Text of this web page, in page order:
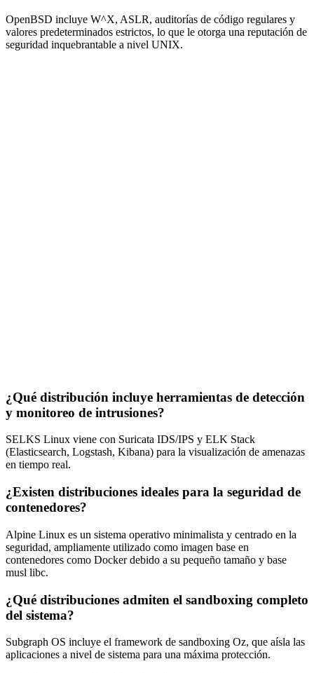
OpenBSD incluye W^X, ASLR, auditorías de código regulares y
valores predeterminados estrictos, lo que le otorga una reputación de
seguridad inquebrantable a nivel UNIX.
¿Qué distribución incluye herramientas de detección
y monitoreo de intrusiones?
SELKS Linux viene con Suricata IDS/IPS y ELK Stack
(Elasticsearch, Logstash, Kibana) para la visualización de amenazas
en tiempo real.
¿Existen distribuciones ideales para la seguridad de
contenedores?
Alpine Linux es un sistema operativo minimalista y centrado en la
seguridad, ampliamente utilizado como imagen base en
contenedores como Docker debido a su pequeño tamaño y base
musl libc.
¿Qué distribuciones admiten el sandboxing completo
del sistema?
Subgraph OS incluye el framework de sandboxing Oz, que aísla las
aplicaciones a nivel de sistema para una máxima protección.